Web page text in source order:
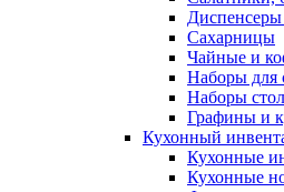
Диспенсеры
Сахарницы
Чайные и
Наборы для
Наборы
Графины и
Кухонный
Кухонные
Кухонные